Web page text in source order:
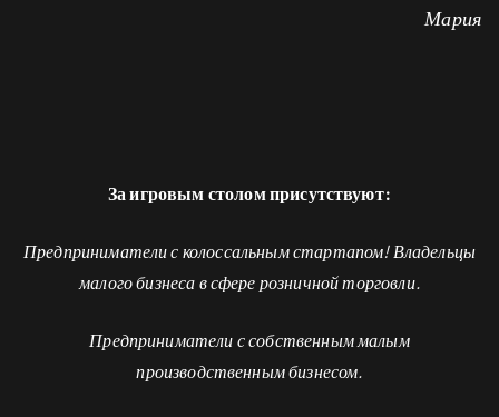
Мария
За игровым столом присутствуют:
Предприниматели с колоссальным стартапом! Владельцы
малого бизнеса в сфере розничной торговли.
Предприниматели с собственным малым
производственным бизнесом.